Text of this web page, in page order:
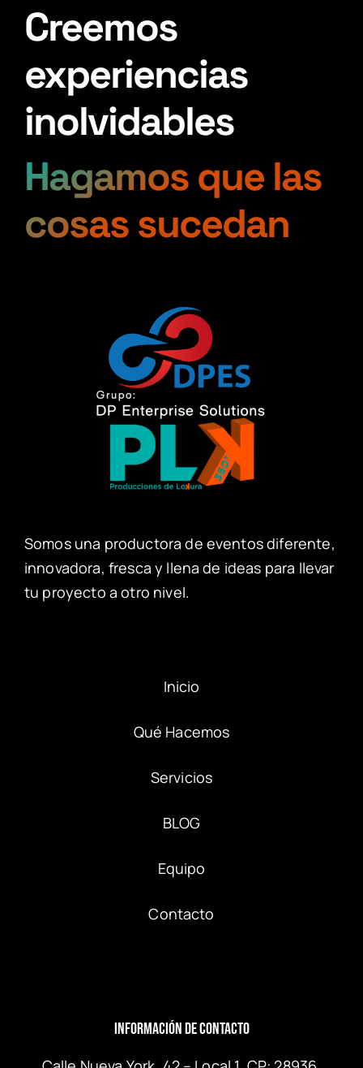
Creemos
experiencias
inolvidables
Hagamos que las
cosas sucedan
Somos una productora de eventos diferente,
innovadora, fresca y llena de ideas para llevar
tu proyecto a otro nivel.
Inicio
Qué Hacemos
Servicios
BLOG
Equipo
Contacto
Información de Contacto